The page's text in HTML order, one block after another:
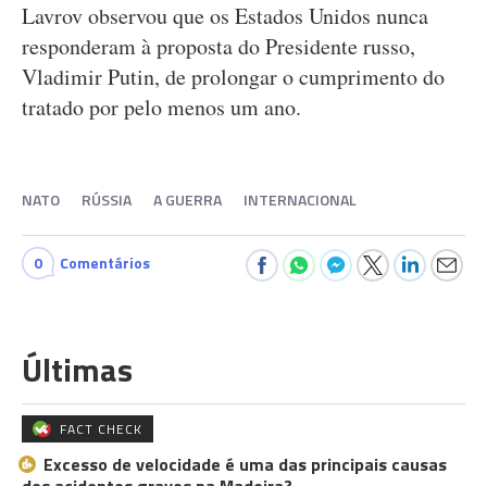
Lavrov observou que os Estados Unidos nunca
responderam à proposta do Presidente russo,
Vladimir Putin, de prolongar o cumprimento do
tratado por pelo menos um ano.
NATO RÚSSIA A GUERRA INTERNACIONAL
0 Comentários
Últimas
FACT CHECK
Excesso de velocidade é uma das principais causas